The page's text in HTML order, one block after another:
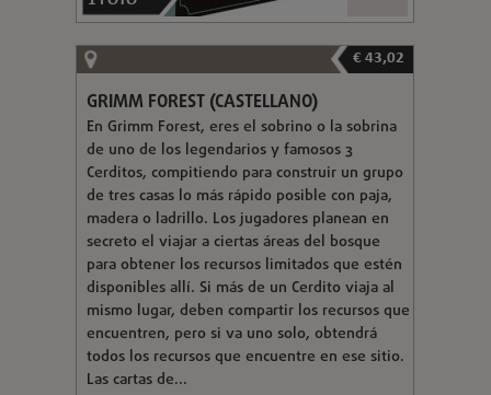
€ 43,02
GRIMM FOREST (CASTELLANO)
En Grimm Forest, eres el sobrino o la sobrina
de uno de los legendarios y famosos 3
Cerditos, compitiendo para construir un grupo
de tres casas lo más rápido posible con paja,
madera o ladrillo. Los jugadores planean en
secreto el viajar a ciertas áreas del bosque
para obtener los recursos limitados que estén
disponibles allí. Si más de un Cerdito viaja al
mismo lugar, deben compartir los recursos que
encuentren, pero si va uno solo, obtendrá
todos los recursos que encuentre en ese sitio.
Las cartas de...